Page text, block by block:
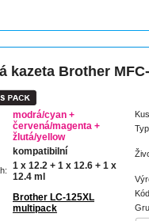
kazeta Brother
modrá/cyan +
červená/magenta +
žlutá/yellow
kompatibilní
1 x 12.2 + 1 x 12.6 + 1 x
12.4 ml
Brother LC-125XL
multipack